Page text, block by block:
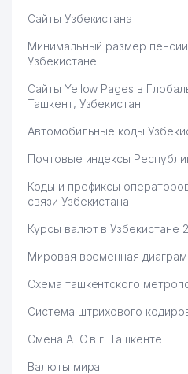
Сайты Узбекистана
Минимальный размер
Узбекистане
Сайты Yellow Pages в
Ташкент, Узбекистан
Автомобильные коды
Почтовые индексы
Коды и префиксы
связи Узбекистана
Курсы валют в Узбекистане
Мировая временная
Схема ташкентского
Система штрихового
Смена АТС в г. Ташкенте
Валюты мира